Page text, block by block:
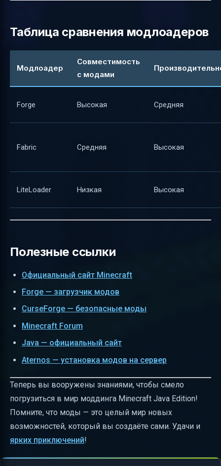
Таблица сравнения модлоадеров
Модлоадер
Совместимость
с модами
Forge Высокая Средняя
Fabric Средняя Высокая
LiteLoader Низкая Высокая
Полезные ссылки
Официальный сайт Minecraft
Forge — загрузчик модов
CurseForge — безопасные моды
Minecraft Forum
Java — официальный сайт
Aternos — установка модов на сервер
Теперь вы вооружены знаниями, чтобы смело
погрузиться в мир моддинга Minecraft Java Edition!
Помните, что моды — это целый мир новых
возможностей, который вы создаёте сами. Удачи и
ярких приключений!